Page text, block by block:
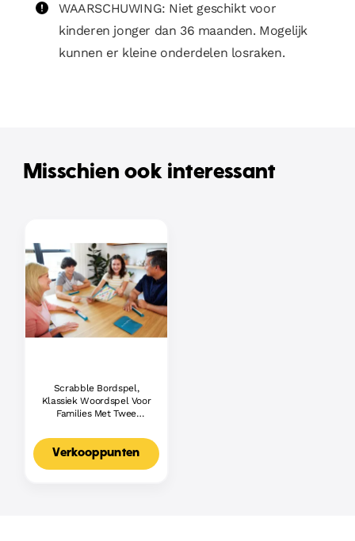
WAARSCHUWING: Niet geschikt voor
kinderen jonger dan 36 maanden. Mogelijk
kunnen er kleine onderdelen losraken.
Misschien ook interessant
Scrabble Bordspel,
Klassiek Woordspel Voor
Families Met Twee
Voor 2-4 Spelers,
Nederlandse Editie
Verkooppunten